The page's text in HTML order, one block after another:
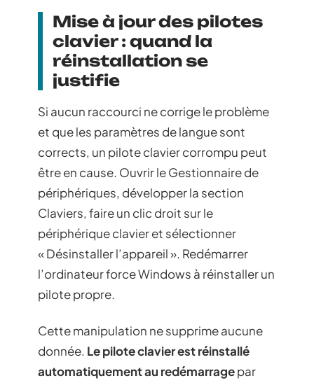
Mise à jour des pilotes
clavier : quand la
réinstallation se
justifie
Si aucun raccourci ne corrige le problème
et que les paramètres de langue sont
corrects, un pilote clavier corrompu peut
être en cause. Ouvrir le Gestionnaire de
périphériques, développer la section
Claviers, faire un clic droit sur le
périphérique clavier et sélectionner
« Désinstaller l’appareil ». Redémarrer
l’ordinateur force Windows à réinstaller un
pilote propre.
Cette manipulation ne supprime aucune
donnée. Le pilote clavier est réinstallé
automatiquement au redémarragepar